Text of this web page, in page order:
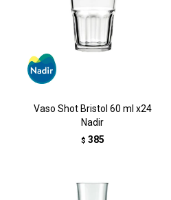
Vaso Shot Bristol 60 ml x24
Nadir
$ 385